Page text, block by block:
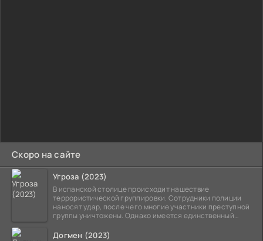
Скоро на сайте
Угроза (2023)
В испанской столице происходит нашествие
террористической группировки. Сотрудники полиции
наносят удар, после чего многие участники преступной
группы уничтожены. Однако имеется единственный
Догмен (2023)